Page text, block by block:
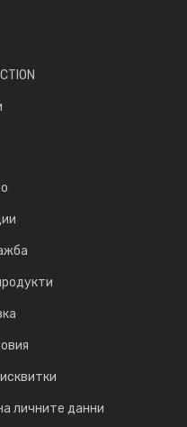
личните данни